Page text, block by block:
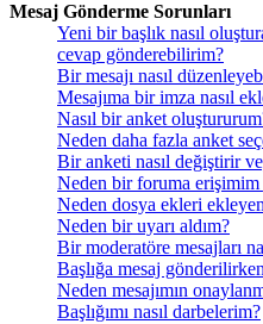
Mesaj Gönderme Sorunları
Yeni bir başlık nasıl
cevap gönderebilirim?
Bir mesajı nasıl
Mesajıma bir imza nasıl
Nasıl bir anket
Neden daha fazla anket
Bir anketi nasıl değiştirir
Neden bir foruma
Neden dosya ekleri
Neden bir uyarı aldım?
Bir moderatöre mesajları
Başlığa mesaj
Neden mesajımın
Başlığımı nasıl darbelerim?